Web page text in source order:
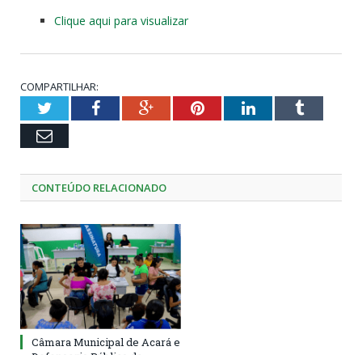
Clique aqui para visualizar
COMPARTILHAR:
TwitterFacebookGoogle+PinterestLinkedInTumblr
Email
CONTEÚDO RELACIONADO
Câmara Municipal de Acará e